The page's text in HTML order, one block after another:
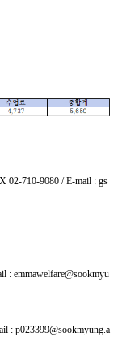
02-710-9080 / E-mail : gs
: emmawelfare@sookmyu